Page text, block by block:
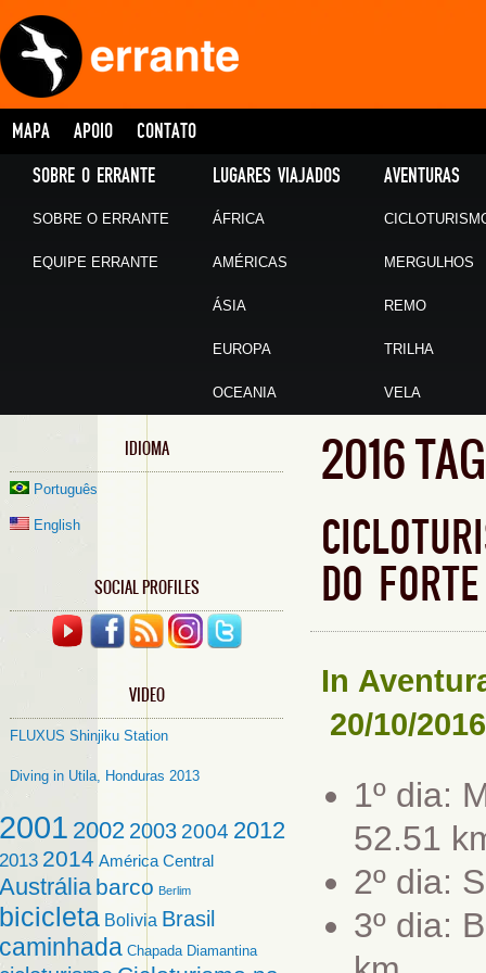
MAPA APOIO CONTATO
SOBRE O ERRANTE
SOBRE O ERRANTE
EQUIPE ERRANTE
LUGARES VIAJADOS
ÁFRICA
AMÉRICAS
ÁSIA
EUROPA
OCEANIA
AVENTURAS
MERGULHOS
REMO
TRILHA
VELA
IDIOMA
Português
English
SOCIAL PROFILES
VIDEO
FLUXUS Shinjiku Station
Diving in Utila, Honduras 2013
2001 2002 2003 2004 2012
2013 2014 América Central
Austrália barco Berlim
bicicleta Bolivia Brasil
caminhada Chapada Diamantina
2016
DO FORTE
In
20/10/2016
1º dia:
52.51
2º dia:
3º dia: